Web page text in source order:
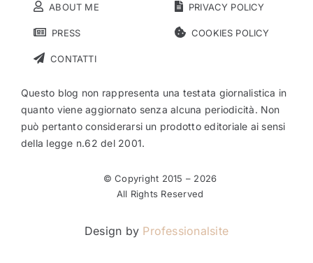
ABOUT ME
PRESS
CONTATTI
PRIVACY POLICY
COOKIES POLICY
Questo blog non rappresenta una testata giornalistica in
quanto viene aggiornato senza alcuna periodicità. Non
può pertanto considerarsi un prodotto editoriale ai sensi
della legge n.62 del 2001.
© Copyright 2015 – 2026
All Rights Reserved
Design by Professionalsite